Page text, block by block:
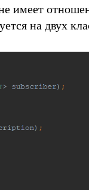
имеет
на двух